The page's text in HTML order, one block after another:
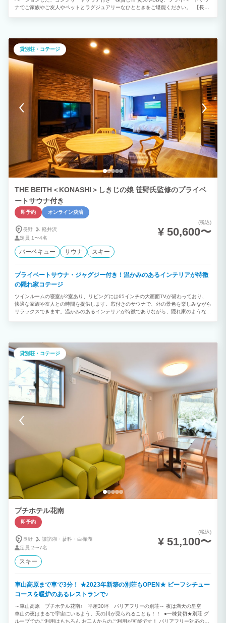
ナでご家族やご友人やペットとラグジュアリーなひとときをご堪能ください。 【長野
性、そして蓄熱性を備えたサウナ"CUBERU(クベル)" 他とは一味違う新しいサウナ体験
を、大自然の中で思いのまま満喫ください。 ※薪ストーブはお客様にて火入れをお願
いします。 【ReFaルーム】 話題の製品を体験できる"ReFaルーム" 上質なくつろぎ空
間でReFaの美容を楽しみながら、心身ともにリフレッシュできる贅沢なご宿泊をご提
供。 【大岡温泉】 露天風呂や内風呂の大きい窓から、棚田や北アルプスが一望できる
素晴らしい眺望の”大岡温泉” ご宿泊期間は無料でご利用いただけます。 ※事前に営業
日・営業時間をご確認いただきご利用ください。
貸別荘・コテージ
THE BEITH＜KONASHI＞しきじの娘 笹野氏監修のプライベ
ートサウナ付き
即予約 オンライン決済
長野
軽井沢
定員 1〜4名
(税込)
¥ 50,600〜
バーベキュー サウナ スキー
プライベートサウナ・ジャグジー付き！温かみのあるインテリアが特徴
の隠れ家コテージ
ツインルームの寝室が2室あり、リビングには65インチの大画面TVが備わっており、
快適な家族や友人との時間を提供します。窓付きのサウナで、外の景色を楽しみながら
リラックスできます。温かみのあるインテリアが特徴でありながら、隠れ家のような雰
貸別荘・コテージ
プチホテル花南
即予約
長野 諏訪湖・ 蓼科・ 白樺湖
定員 2〜7名
(税込)
¥ 51,100〜
スキー
車山高原まで車で3分！ ★2023年新築の別荘もOPEN★ ビーフシチュー
コースを暖炉のあるレストランで♪
～車山高原 プチホテル花南♪ 平屋30坪 バリアフリーの別荘～ 夜は満天の星空
車山の夜はまるで宇宙にいるよう。天の川が見られることも！！ ●一棟貸切★別荘 グ
ループでのご利用はもちろん お二人からのご利用が可能です！ バリアフリー対応の別